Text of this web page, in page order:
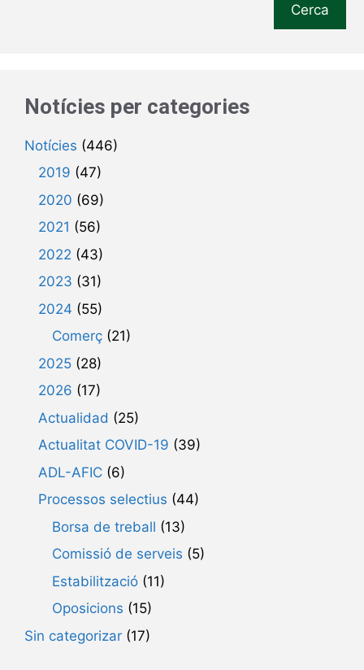
Cerca
Notícies per categories
Notícies (446)
2019 (47)
2020 (69)
2021 (56)
2022 (43)
2023 (31)
2024 (55)
Comerç (21)
2025 (28)
2026 (17)
Actualidad (25)
Actualitat COVID-19 (39)
ADL-AFIC (6)
Processos selectius (44)
Borsa de treball (13)
Comissió de serveis (5)
Estabilització (11)
Oposicions (15)
Sin categorizar (17)